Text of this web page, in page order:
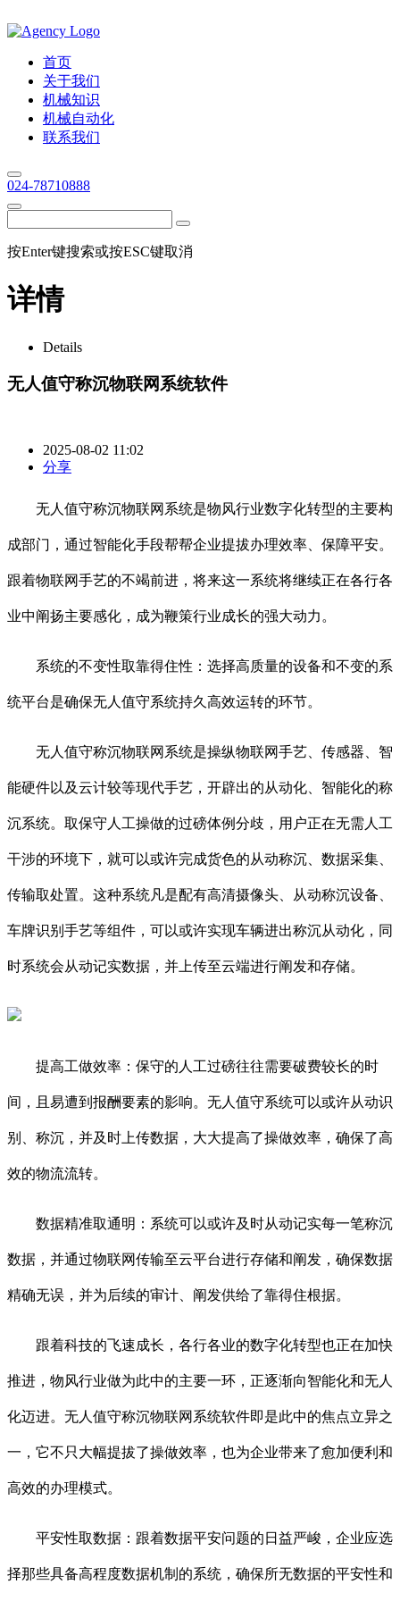
首页
关于我们
机械知识
机械自动化
联系我们
024-78710888
按Enter键搜索或按ESC键取消
详情
Details
无人值守称沉物联网系统软件
2025-08-02 11:02
分享
无人值守称沉物联网系统是物风行业数字化转型的主要构
成部门，通过智能化手段帮帮企业提拔办理效率、保障平安。
跟着物联网手艺的不竭前进，将来这一系统将继续正在各行各
业中阐扬主要感化，成为鞭策行业成长的强大动力。
系统的不变性取靠得住性：选择高质量的设备和不变的系
统平台是确保无人值守系统持久高效运转的环节。
无人值守称沉物联网系统是操纵物联网手艺、传感器、智
能硬件以及云计较等现代手艺，开辟出的从动化、智能化的称
沉系统。取保守人工操做的过磅体例分歧，用户正在无需人工
干涉的环境下，就可以或许完成货色的从动称沉、数据采集、
传输取处置。这种系统凡是配有高清摄像头、从动称沉设备、
车牌识别手艺等组件，可以或许实现车辆进出称沉从动化，同
时系统会从动记实数据，并上传至云端进行阐发和存储。
提高工做效率：保守的人工过磅往往需要破费较长的时
间，且易遭到报酬要素的影响。无人值守系统可以或许从动识
别、称沉，并及时上传数据，大大提高了操做效率，确保了高
效的物流流转。
数据精准取通明：系统可以或许及时从动记实每一笔称沉
数据，并通过物联网传输至云平台进行存储和阐发，确保数据
精确无误，并为后续的审计、阐发供给了靠得住根据。
跟着科技的飞速成长，各行各业的数字化转型也正在加快
推进，物风行业做为此中的主要一环，正逐渐向智能化和无人
化迈进。无人值守称沉物联网系统软件即是此中的焦点立异之
一，它不只大幅提拔了操做效率，也为企业带来了愈加便利和
高效的办理模式。
平安性取数据：跟着数据平安问题的日益严峻，企业应选
择那些具备高程度数据机制的系统，确保所无数据的平安性和